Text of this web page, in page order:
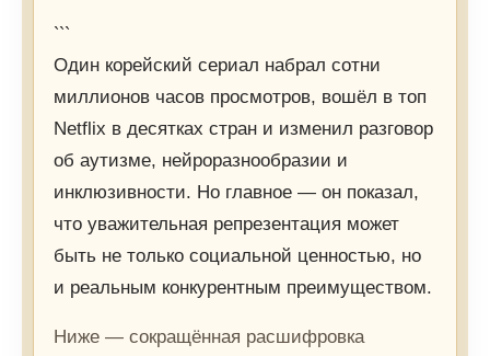
```
Один корейский сериал набрал сотни
миллионов часов просмотров, вошёл в топ
Netflix в десятках стран и изменил разговор
об аутизме, нейроразнообразии и
инклюзивности. Но главное — он показал,
что уважительная репрезентация может
быть не только социальной ценностью, но
и реальным конкурентным преимуществом.
Ниже — сокращённая расшифровка